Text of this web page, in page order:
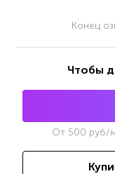
Конец
Чтобы
От 500 руб/